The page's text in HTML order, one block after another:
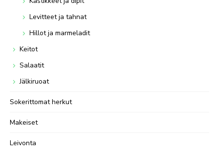
Levitteet ja tahnat
Hillot ja marmeladit
Keitot
Salaatit
Jälkiruoat
Sokerittomat herkut
Makeiset
Leivonta